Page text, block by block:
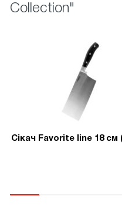
Collection"
Сікач Favorite line 18 см